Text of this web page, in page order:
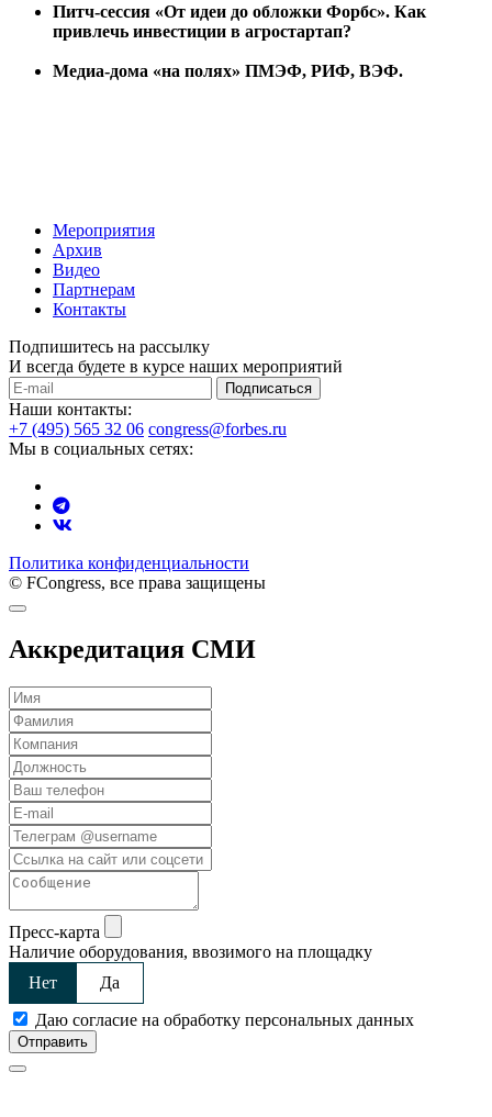
Питч-сессия «От идеи до обложки Форбс». Как
привлечь инвестиции в агростартап?
Медиа-дома «на полях» ПМЭФ, РИФ, ВЭФ.
Мероприятия
Архив
Видео
Партнерам
Контакты
Подпишитесь на рассылку
И всегда будете в курсе наших мероприятий
Подписаться
Наши контакты:
+7 (495) 565 32 06 congress@forbes.ru
Мы в социальных сетях:
Политика конфиденциальности
© FCongress, все права защищены
Аккредитация СМИ
Пресс-карта
Наличие оборудования, ввозимого на площадку
Нет
Да
Даю согласие на обработку персональных данных
Отправить